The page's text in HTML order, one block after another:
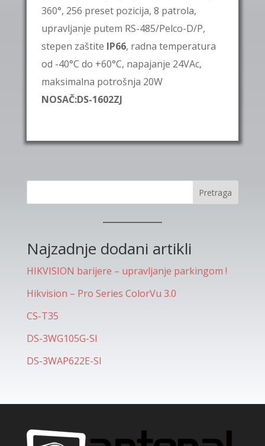
360°, 256 preset pozicija, 8 patrola,
upravljanje putem RS-485/Pelco-D/P,
stepen zaštite IP66, radna temperatura
od -40°C do +60°C, napajanje 24VAc,
maksimalna potrošnja 20W
NOSAČ:DS-1602ZJ
Pretraga
Najzadnje dodani artikli
HIKVISION barijere – upravljanje parkingom !
Hikvision – Pro Series ColorVu 3.0
CS-T35
DS-3WG105G-SI
DS-3WAP622E-SI